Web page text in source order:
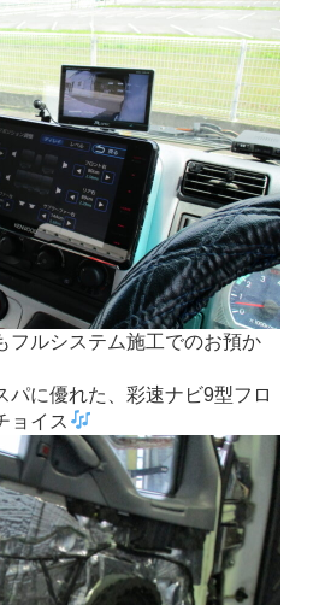
フルシステム施工でのお預か
パに優れた、彩速ナビ9型フロ
ョイス